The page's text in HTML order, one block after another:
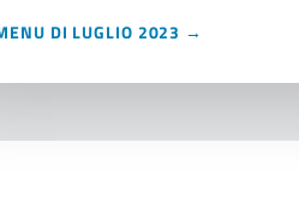
DI LUGLIO 2023 →